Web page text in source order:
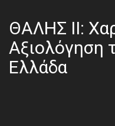
ΘΑΛΗΣ ΙΙ:
Αξιολόγηση
Ελλάδα